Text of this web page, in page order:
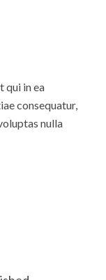
qui in ea
consequatur,
nulla